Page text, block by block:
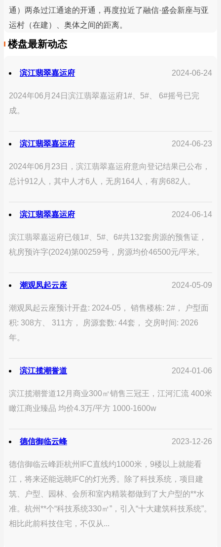
通）两条过江通途的开通，再度拉近了融信·盛会新座与亚
运村（在建）、奥体之间的距离。
楼盘最新动态
滨江翡翠嘉运府 2024-06-24
2024年06月24日滨江翡翠嘉运府1#、5#、 6#摇号已完
成。
滨江翡翠嘉运府 2024-06-23
2024年06月23日，滨江翡翠嘉运府意向登记结果已公布，
总计912人，其中人才6人，无房164人，有房682人。
滨江翡翠嘉运府 2024-06-14
滨江翡翠嘉运府已领1#、5#、6#共132套房源的预售证，
杭房预许字(2024)第00259号，房源均价46500元/平米。
潮观凤起云座 2024-05-09
潮观凤起云座预计开盘: 2024-05， 销售楼栋: 2#， 户型面
积: 308方、 311方， 房源套数: 44套， 交房时间: 2026
年。
滨江揽潮誉道 2024-01-06
滨江揽潮誉道12月商业300㎡销售三冠王，江河汇流 400米
瞰江商业臻品 均价4.3万/平方 1000-1600w
德信御临云峰 2023-12-26
德信御临云峰距杭州IFC直线约1000米，9楼以上就能看
江，将来还能远眺IFC的灯光秀。除了科技系统，项目建
筑、户型、园林、会所和室内精装都做到了大户型的**水
准。杭州**个“科技系统330㎡”，引入“十大建筑科技系统”。
相比此前科技住宅，不仅从...